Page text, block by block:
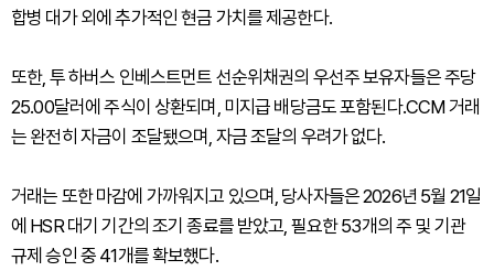
합병 대가 외에 추가적인 현금 가치를 제공한다.
또한, 투 하버스 인베스트먼트 선순위채권의 우선주 보유자들은 주당
25.00달러에 주식이 상환되며, 미지급 배당금도 포함된다.CCM 거래
는 완전히 자금이 조달됐으며, 자금 조달의 우려가 없다.
거래는 또한 마감에 가까워지고 있으며, 당사자들은 2026년 5월 21일
에 HSR 대기 기간의 조기 종료를 받았고, 필요한 53개의 주 및 기관
규제 승인 중 41개를 확보했다.